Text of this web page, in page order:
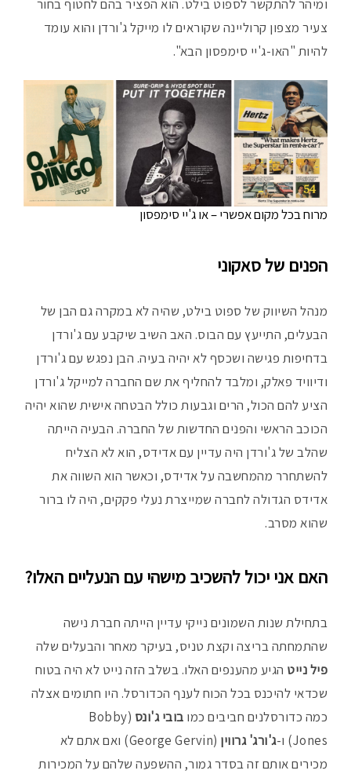
ומיהר להתקשר לספוט בילט. הוא הפציר בהם לחטוף בחור
צעיר מצפון קרוליינה שקוראים לו מייקל ג'ורדן והוא עומד
להיות "האו-ג'יי סימפסון הבא".
מרוח בכל מקום אפשרי – או ג'יי סימפסון
הפנים של סאקוני
מנהל השיווק של ספוט בילט, שהיה לא במקרה גם הבן של
הבעלים, התייעץ עם הבוס. האב השיב שיקבע עם ג'ורדן
בדחיפות פגישה ושכסף לא יהיה בעיה. הבן נפגש עם ג'ורדן
ודיוויד פאלק, ומלבד להחליף את שם החברה למייקל ג'ורדן
הציע להם הכול, הרים וגבעות כולל הבטחה אישית שהוא יהיה
הכוכב הראשי והפנים החדשות של החברה. הבעיה הייתה
שהלב של ג'ורדן היה עדיין עם אדידס, הוא לא הצליח
להשתחרר מהמחשבה על אדידס, וכאשר הוא השווה את
אדידס הגדולה לחברה שמייצרת נעלי פקקים, היה לו ברור
שהוא מסרב.
האם אני יכול להשכיב מישהי עם הנעליים האלו?
בתחילת שנות השמונים נייקי עדיין הייתה חברת נישה
שהתמחתה בריצה וקצת טניס, בעיקר מאחר והבעלים שלה
פיל נייט הגיע מהענפים האלו. בשלב הזה נייט לא היה בטוח
שכדאי להיכנס בכל הכוח לענף הכדורסל. היו חתומים אצלה
כמה כדורסלנים חביבים כמו בובי ג'ונס (Bobby
Jones) ו-
ג'ורג' גרווין
(George Gervin) ואם אתם לא
מכירים אותם זה בסדר גמור, ההשפעה שלהם על המכירות